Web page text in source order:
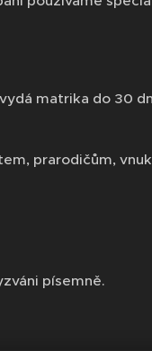
matrika do 30
prarodičům,
písemně.